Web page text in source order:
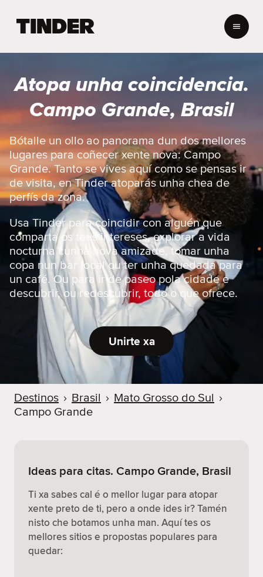
r
o
e
Atopa unha coincidencia.
Campo Grande, Brasil
Bótalle un ollo ao panorama dun dos mellores
lugares para coñecer xente nova: Campo
Grande. Tanto se vives aquí como se pensas ir
de visita, en Tinder atoparás unha chea de
perfís da zona.
Usa Tinder para coincidir con alguén que
comparta os teus intereses, explorar a vida
nocturna cunha nova amizade, tomar unha
copa nun bar local ou ter unha quedada para
un café. Ou para ir de paseo pola cidade e
descubrir, ou redescubrir, todo o que ofrece.
Unirte xa
Destinos › Brasil › Mato Grosso do Sul
›
Campo Grande
Ideas para citas. Campo Grande, Brasil
Ti xa sabes cal é o mellor lugar para atopar
xente preto de ti, pero a onde ides ir? Tamén
nisto che botamos unha man. Aquí tes os
mellores sitios e propostas populares para
quedar: